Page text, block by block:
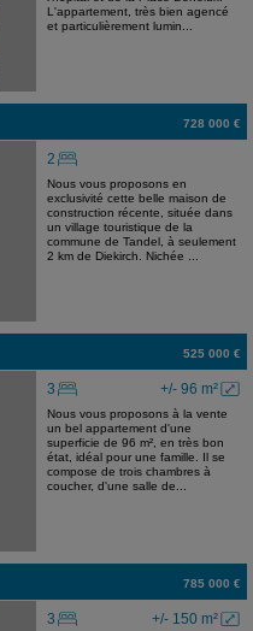
L'appartement, très bien agencé
et particulièrement lumin...
728 000 €
2
Nous vous proposons en
exclusivité cette belle maison de
construction récente, située dans
un village touristique de la
commune de Tandel, à seulement
2 km de Diekirch. Nichée ...
525 000 €
+/- 96 m²
3
Nous vous proposons à la vente
un bel appartement d'une
superficie de 96 m², en très bon
état, idéal pour une famille. Il se
compose de trois chambres à
coucher, d'une salle de...
785 000 €
+/- 150 m²
3